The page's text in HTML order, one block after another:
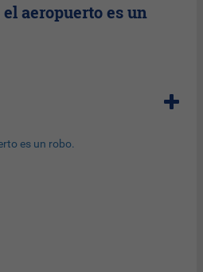
aeropuerto es un